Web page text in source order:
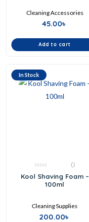
Cleaning Accessories
45.00৳
Add to cart
In Stock
0
out
0
Kool Shaving Foam –
100ml
Cleaning Supplies
200.00৳